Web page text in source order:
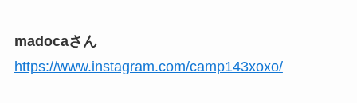
madocaさん
https://www.instagram.com/camp143xoxo/